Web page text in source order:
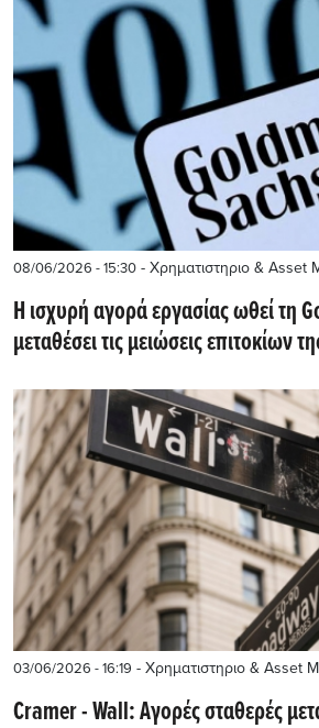
08/06/2026 - 15:30 - Χρηματιστηριο & Asset
Η ισχυρή αγορά εργασίας ωθεί τη
μεταθέσει τις μειώσεις επιτοκίων
03/06/2026 - 16:19 - Χρηματιστηριο & Asset
Cramer - Wall: Αγορές σταθερές